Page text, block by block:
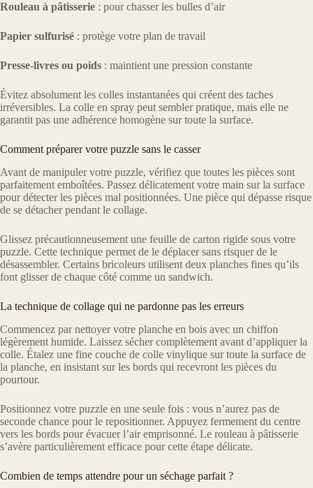
Rouleau à pâtisserie : pour chasser les bulles d’air
Papier sulfurisé : protège votre plan de travail
Presse-livres ou poids : maintient une pression constante
Évitez absolument les colles instantanées qui créent des taches
irréversibles. La colle en spray peut sembler pratique, mais elle ne
garantit pas une adhérence homogène sur toute la surface.
Comment préparer votre puzzle sans le casser
Avant de manipuler votre puzzle, vérifiez que toutes les pièces sont
parfaitement emboîtées. Passez délicatement votre main sur la surface
pour détecter les pièces mal positionnées. Une pièce qui dépasse risque
de se détacher pendant le collage.
Glissez précautionneusement une feuille de carton rigide sous votre
puzzle. Cette technique permet de le déplacer sans risquer de le
désassembler. Certains bricoleurs utilisent deux planches fines qu’ils
font glisser de chaque côté comme un sandwich.
La technique de collage qui ne pardonne pas les erreurs
Commencez par nettoyer votre planche en bois avec un chiffon
légèrement humide. Laissez sécher complètement avant d’appliquer la
colle. Étalez une fine couche de colle vinylique sur toute la surface de
la planche, en insistant sur les bords qui recevront les pièces du
pourtour.
Positionnez votre puzzle en une seule fois : vous n’aurez pas de
seconde chance pour le repositionner. Appuyez fermement du centre
vers les bords pour évacuer l’air emprisonné. Le rouleau à pâtisserie
s’avère particulièrement efficace pour cette étape délicate.
Combien de temps attendre pour un séchage parfait ?